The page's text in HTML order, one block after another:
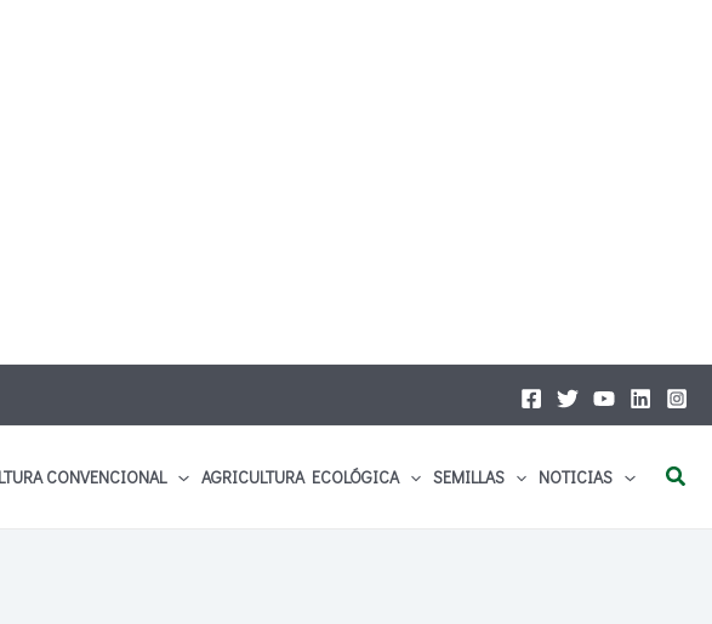
CONVENCIONAL AGRICULTURA ECOLÓGICA SEMILLAS NOTICIAS